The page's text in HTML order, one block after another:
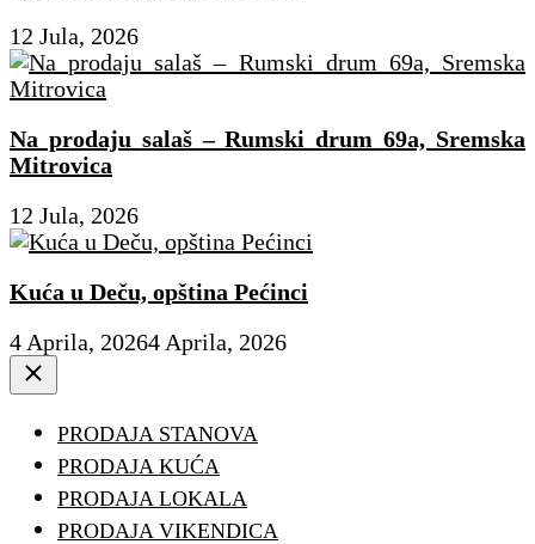
12 Jula, 2026
Na prodaju salaš – Rumski drum 69a, Sremska
Mitrovica
12 Jula, 2026
Kuća u Deču, opština Pećinci
4 Aprila, 20264 Aprila, 2026
Close
PRODAJA STANOVA
PRODAJA KUĆA
PRODAJA LOKALA
PRODAJA VIKENDICA